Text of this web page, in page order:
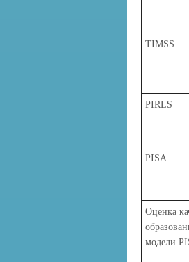
TIMSS
PIRLS
PISA
Оценка
модели